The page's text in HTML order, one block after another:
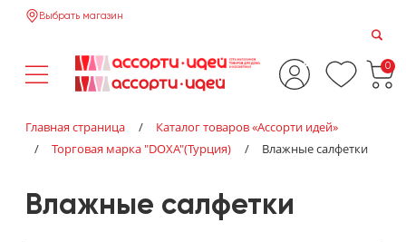
Выбрать магазин
0
Главная страница /
Каталог товаров «‎Ассорти идей»‎
/
Торговая марка "DOXA"(Турция) / Влажные салфетки
Влажные салфетки